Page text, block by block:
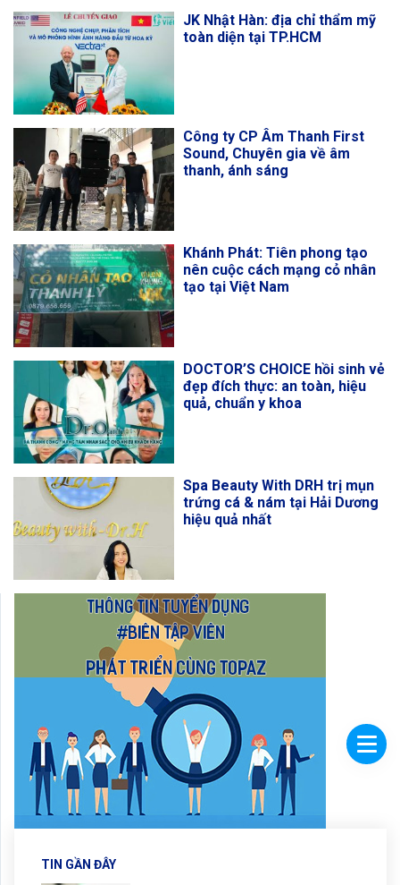
JK Nhật Hàn: địa chỉ thẩm mỹ
toàn diện tại TP.HCM
Công ty CP Âm Thanh First
Sound, Chuyên gia về âm
thanh, ánh sáng
Khánh Phát: Tiên phong tạo
nên cuộc cách mạng cỏ nhân
tạo tại Việt Nam
DOCTOR’S CHOICE hồi sinh vẻ
đẹp đích thực: an toàn, hiệu
quả, chuẩn y khoa
Spa Beauty With DRH trị mụn
trứng cá & nám tại Hải Dương
hiệu quả nhất
TIN GẦN ĐÂY